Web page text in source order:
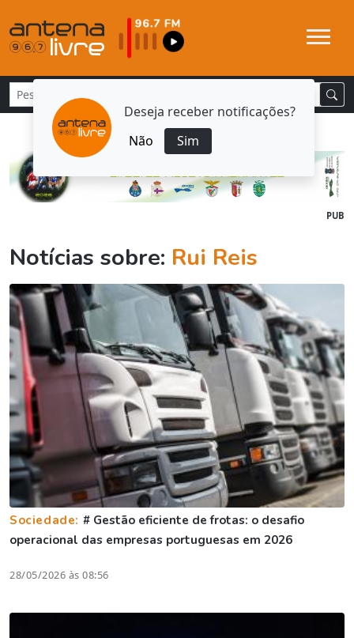
Deseja receber notificações?
Não
Sim
PUB
Notícias sobre: Rui Reis
Sociedade: # Gestão eficiente de frotas: o desafio
operacional das empresas portuguesas em 2026
28/05/2026 às 08:56